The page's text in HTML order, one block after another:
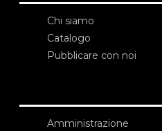
Chi siamo
Catalogo
Pubblicare con noi
Amministrazione